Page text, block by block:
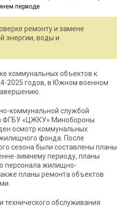
ремонту и замене
энергии, воды и
коммунальных объектов к
2025 годов, в Южном военном
коммунальной службой
ФГБУ «ЦЖКУ» Минобороны
осмотр коммунальных
фонда. После
сезона были составлены планы
зимнему периоду, планы
персонала жилищно-
планы ремонта объектов
обслуживания